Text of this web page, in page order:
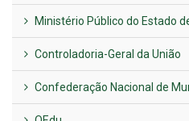
Ministério Público do Estado
Controladoria-Geral da União
Confederação Nacional de